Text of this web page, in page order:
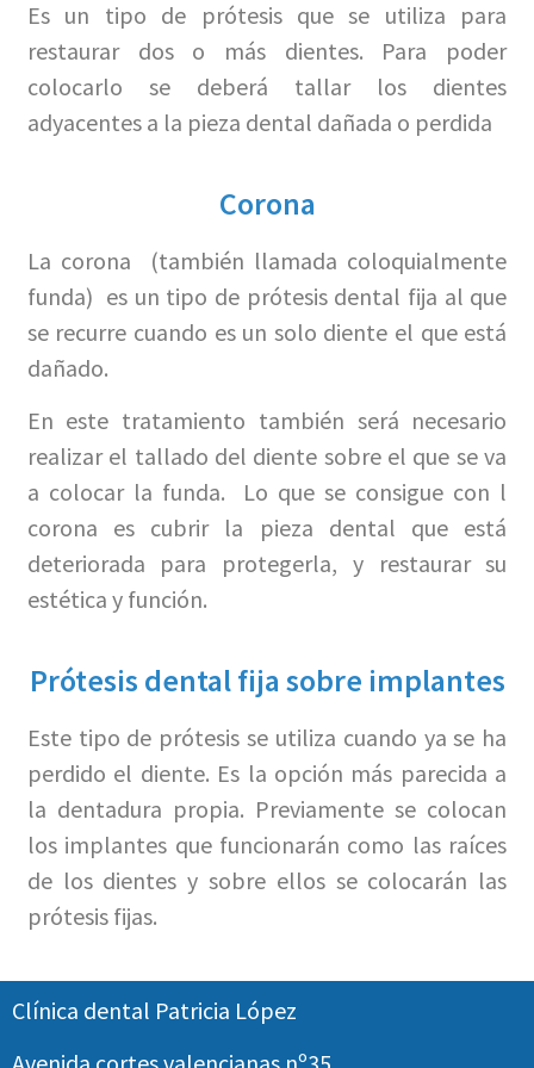
Es un tipo de prótesis que se utiliza para
restaurar dos o más dientes. Para poder
colocarlo se deberá tallar los dientes
adyacentes a la pieza dental dañada o perdida
Corona
La corona (también llamada coloquialmente
funda) es un tipo de prótesis dental fija al que
se recurre cuando es un solo diente el que está
dañado.
En este tratamiento también será necesario
realizar el tallado del diente sobre el que se va
a colocar la funda. Lo que se consigue con l
corona es cubrir la pieza dental que está
deteriorada para protegerla, y restaurar su
estética y función.
Prótesis dental fija sobre implantes
Este tipo de prótesis se utiliza cuando ya se ha
perdido el diente. Es la opción más parecida a
la dentadura propia. Previamente se colocan
los implantes que funcionarán como las raíces
de los dientes y sobre ellos se colocarán las
prótesis fijas.
Clínica dental Patricia López